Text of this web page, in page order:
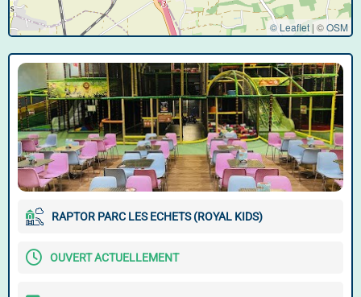
© Leaflet | ©OSM
RAPTOR PARC LES ECHETS (ROYAL KIDS)
OUVERT ACTUELLEMENT